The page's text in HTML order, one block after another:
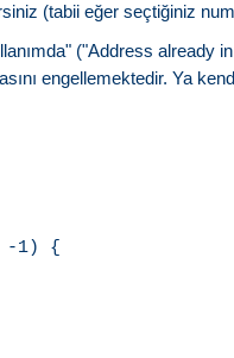
(tabii eğer seçtiğiniz
("Address already
engellemektedir. Ya
-1) {